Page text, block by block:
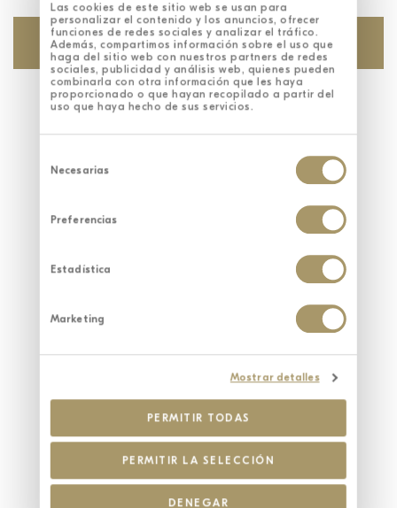
Las cookies de este sitio web se usan para
personalizar el contenido y los anuncios, ofrecer
funciones de redes sociales y analizar el tráfico.
Además, compartimos información sobre el uso que
haga del sitio web con nuestros partners de redes
sociales, publicidad y análisis web, quienes pueden
combinarla con otra información que les haya
proporcionado o que hayan recopilado a partir del
uso que haya hecho de sus servicios.
de
consentimiento
Necesarias
Preferencias
Estadística
Marketing
Mostrar detalles
PERMITIR TODAS
PERMITIR LA SELECCIÓN
DENEGAR